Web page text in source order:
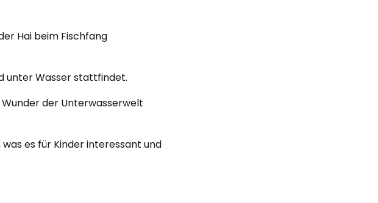
Hai beim Fischfang
unter Wasser stattfindet.
der Unterwasserwelt
es für Kinder interessant und